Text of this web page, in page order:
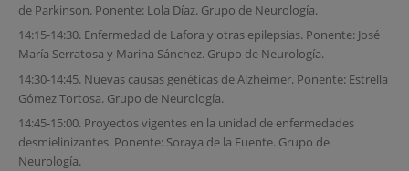
de Parkinson. Ponente: Lola Díaz. Grupo de Neurología.
14:15-14:30. Enfermedad de Lafora y otras epilepsias. Ponente: José
María Serratosa y Marina Sánchez. Grupo de Neurología.
14:30-14:45. Nuevas causas genéticas de Alzheimer. Ponente: Estrella
Gómez Tortosa. Grupo de Neurología.
14:45-15:00. Proyectos vigentes en la unidad de enfermedades
desmielinizantes. Ponente: Soraya de la Fuente. Grupo de
Neurología.